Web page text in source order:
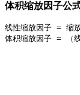
体积缩放因子公
线性缩放因子 = 缩